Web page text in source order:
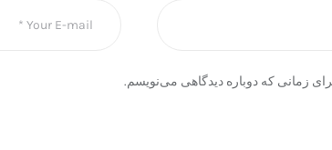
زمانی که دوباره دیدگاهی می‌نویسم.